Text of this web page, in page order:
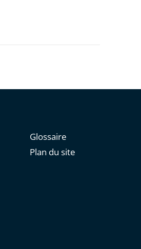
Glossaire
Plan du site